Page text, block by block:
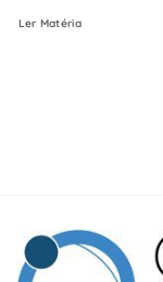
Ler Matéria